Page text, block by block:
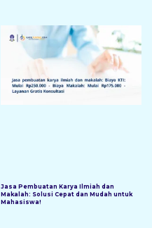
Jasa Pembuatan Karya Ilmiah dan
Makalah: Solusi Cepat dan Mudah untuk
Mahasiswa!